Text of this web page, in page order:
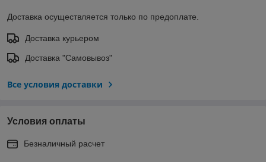
Доставка осуществляется только по предоплате.
Доставка курьером
Доставка "Самовывоз"
Все условия доставки
Условия оплаты
Безналичный расчет